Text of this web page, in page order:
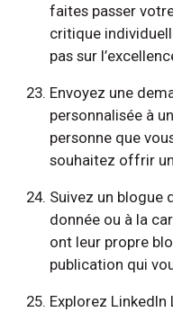
faites passer
critique
pas sur
Envoyez une
personnalisée à
personne que
souhaitez offrir
Suivez un blogue
donnée ou à la
ont leur propre
publication qui
Explorez LinkedIn